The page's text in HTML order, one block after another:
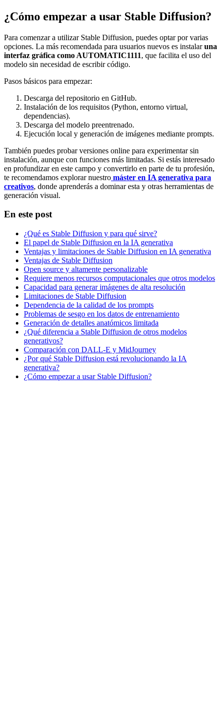
¿Cómo empezar a usar Stable Diffusion?
Para comenzar a utilizar Stable Diffusion, puedes optar por varias
opciones. La más recomendada para usuarios nuevos es instalaruna
interfaz gráfica como AUTOMATIC1111, que facilita el uso del
modelo sin necesidad de escribir código.
Pasos básicos para empezar:
Descarga del repositorio en GitHub.
Instalación de los requisitos (Python, entorno virtual,
dependencias).
Descarga del modelo preentrenado.
Ejecución local y generación de imágenes mediante prompts.
También puedes probar versiones online para experimentar sin
instalación, aunque con funciones más limitadas. Si estás interesado
en profundizar en este campo y convertirlo en parte de tu profesión,
te recomendamos explorar nuestro máster en IA generativa para
creativos, donde aprenderás a dominar esta y otras herramientas de
generación visual.
En este post
¿Qué es Stable Diffusion y para qué sirve?
El papel de Stable Diffusion en la IA generativa
Ventajas y limitaciones de Stable Diffusion en IA generativa
Ventajas de Stable Diffusion
Open source y altamente personalizable
Requiere menos recursos computacionales que otros modelos
Capacidad para generar imágenes de alta resolución
Limitaciones de Stable Diffusion
Dependencia de la calidad de los prompts
Problemas de sesgo en los datos de entrenamiento
Generación de detalles anatómicos limitada
¿Qué diferencia a Stable Diffusion de otros modelos
generativos?
Comparación con DALL-E y MidJourney
¿Por qué Stable Diffusion está revolucionando la IA
generativa?
¿Cómo empezar a usar Stable Diffusion?